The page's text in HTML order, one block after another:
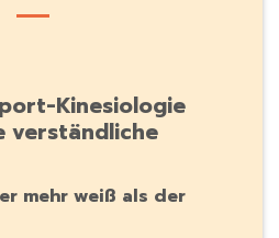
Kinesiologie
verständliche
mehr weiß als der